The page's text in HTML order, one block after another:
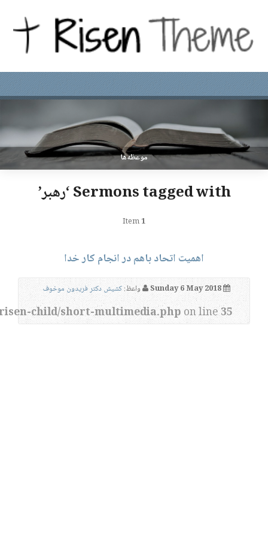
موعظه‌ها
Sermons tagged with ‘رهبر’
1
اهمیت اتحاد باهم در انجام کار خدا
Sunday 6 May 2018 واعظ:کشیش دکتر فریدون موخوف
child/short-multimedia.php on line35